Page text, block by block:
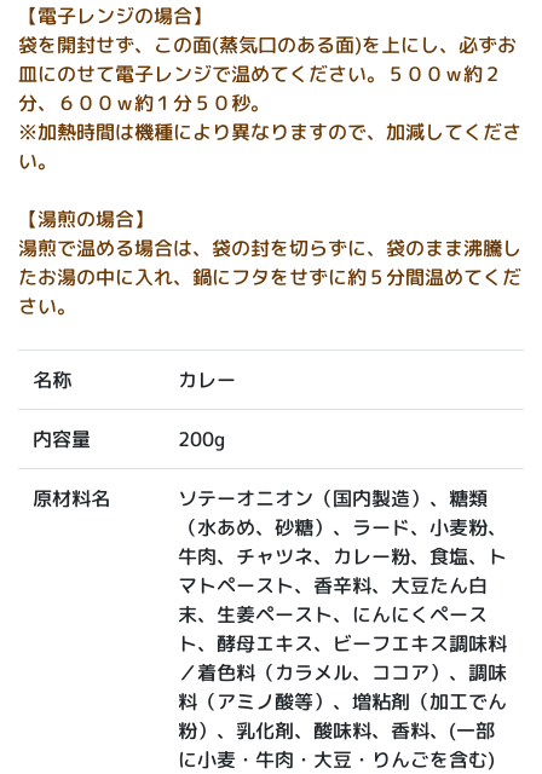
【電子レンジの場合】
袋を開封せず、この面(蒸気口のある面)を上にし、必ずお
皿にのせて電子レンジで温めてください。５００ｗ約２
分、６００ｗ約１分５０秒。
※加熱時間は機種により異なりますので、加減してくださ
い。
【湯煎の場合】
湯煎で温める場合は、袋の封を切らずに、袋のまま沸騰し
たお湯の中に入れ、鍋にフタをせずに約５分間温めてくだ
さい。
名称 カレー
内容量 200g
原材料名 ソテーオニオン（国内製造）、糖類
（水あめ、砂糖）、ラード、小麦粉、
牛肉、チャツネ、カレー粉、食塩、ト
マトペースト、香辛料、大豆たん白
末、生姜ペースト、にんにくペース
ト、酵母エキス、ビーフエキス調味料
／着色料（カラメル、ココア）、調味
料（アミノ酸等）、増粘剤（加工でん
粉）、乳化剤、酸味料、香料、(一部
に小麦・牛肉・大豆・りんごを含む)